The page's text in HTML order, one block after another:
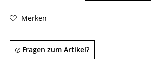
Merken
Fragen zum Artikel?